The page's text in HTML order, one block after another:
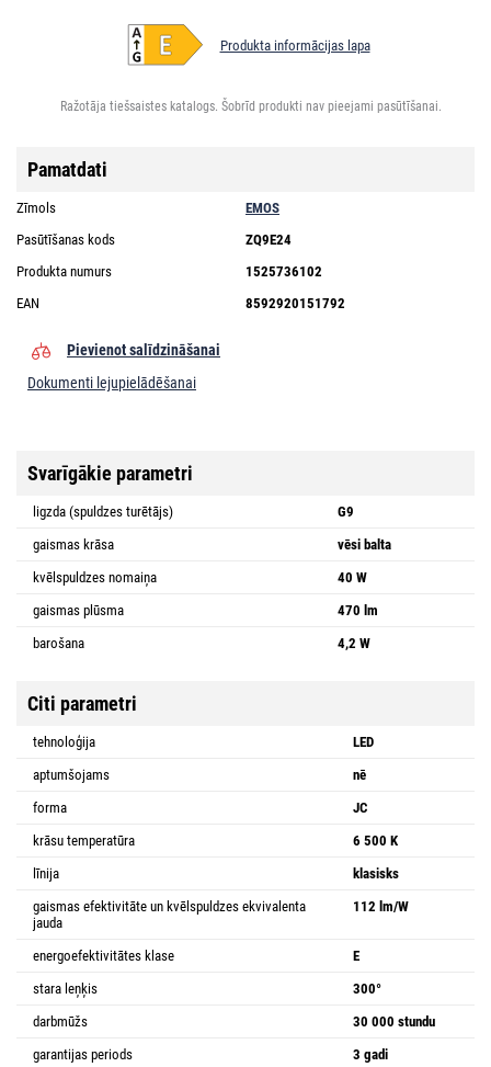
Produkta informācijas lapa
Ražotāja tiešsaistes katalogs. Šobrīd produkti nav pieejami pasūtīšanai.
Pamatdati
Zīmols
EMOS
Pasūtīšanas kods
ZQ9E24
Produkta numurs
1525736102
EAN
8592920151792
Pievienot salīdzināšanai
Dokumenti lejupielādēšanai
Svarīgākie parametri
ligzda (spuldzes turētājs)
G9
gaismas krāsa
vēsi balta
kvēlspuldzes nomaiņa
40 W
gaismas plūsma
470 lm
barošana
4,2 W
Citi parametri
tehnoloģija
LED
aptumšojams
nē
forma
JC
krāsu temperatūra
6 500 K
līnija
klasisks
gaismas efektivitāte un kvēlspuldzes ekvivalenta
jauda
112 lm/W
energoefektivitātes klase
E
stara leņķis
300°
darbmūžs
30 000 stundu
garantijas periods
3 gadi